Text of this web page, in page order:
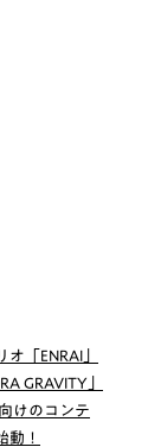
「ENRAI」
GRAVITY」
けのコンテ
動！